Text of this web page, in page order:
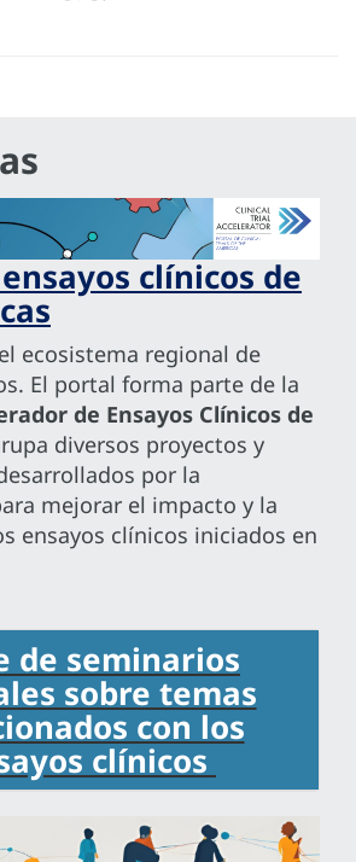
clínicos de
ecosistema regional de
El portal forma parte de la
de Ensayos Clínicos de
diversos proyectos y
por la
mejorar el impacto y la
ensayos clínicos iniciados en
de seminarios
sobre temas
con los
clínicos